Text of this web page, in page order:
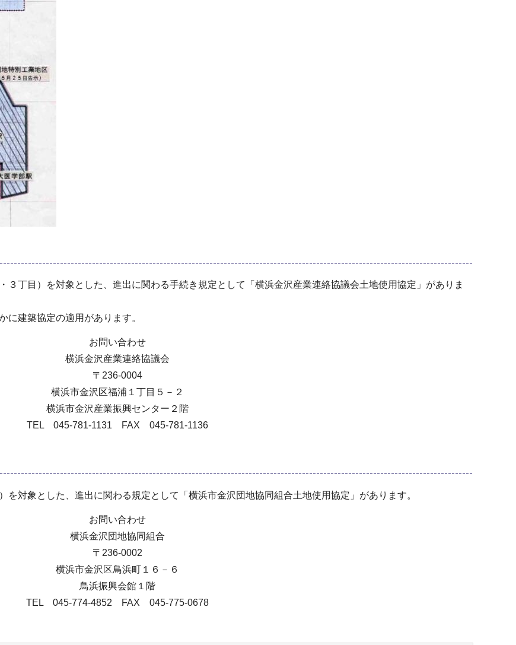
丁目）を対象とした、進出に関わる手続き規定として「横浜金沢産業連絡協議会土地使用協定」がありま
に建築協定の適用があります。
お問い合わせ
横浜金沢産業連絡協議会
〒236-0004
横浜市金沢区福浦１丁目５－２
横浜市金沢産業振興センター２階
TEL 045-781-1131 FAX 045-781-1136
対象とした、進出に関わる規定として「横浜市金沢団地協同組合土地使用協定」があります。
お問い合わせ
横浜金沢団地協同組合
〒236-0002
横浜市金沢区鳥浜町１６－６
鳥浜振興会館１階
TEL 045-774-4852 FAX 045-775-0678